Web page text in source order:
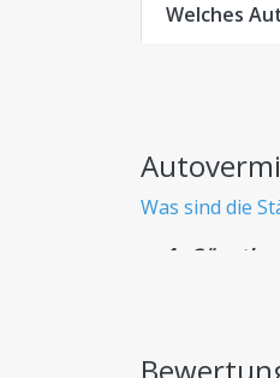
Welches
Was sind die